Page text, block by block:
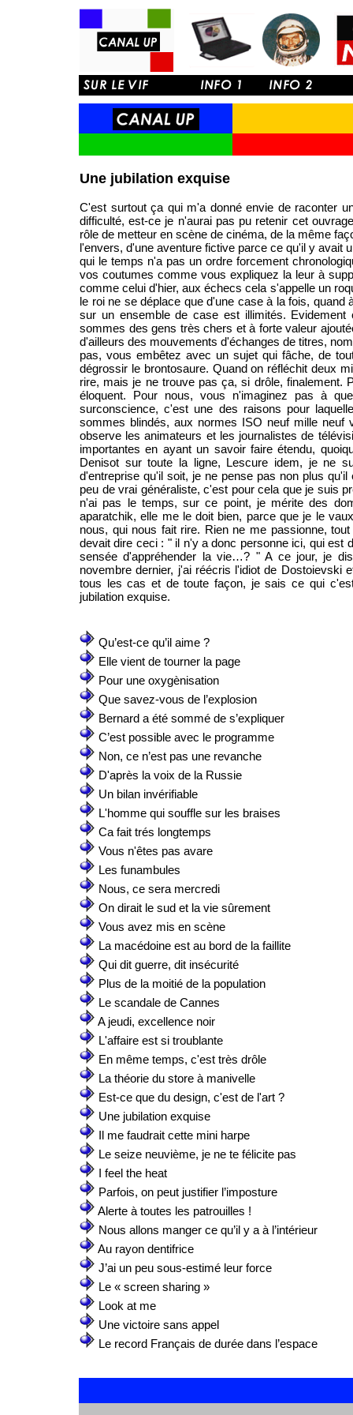
Une jubilation exquise
C'est surtout ça qui m'a donné envie de raconter
difficulté, est-ce je n'aurai pas pu retenir cet
rôle de metteur en scène de cinéma, de la même
l'envers, d'une aventure fictive parce ce qu'il y avait
qui le temps n'a pas un ordre forcement
vos coutumes comme vous expliquez la leur à
comme celui d'hier, aux échecs cela s'appelle un
le roi ne se déplace que d'une case à la fois, quand
sur un ensemble de case est illimités.
sommes des gens très chers et à forte valeur
d'ailleurs des mouvements d'échanges de titres,
pas, vous embêtez avec un sujet qui fâche, de
dégrossir le brontosaure. Quand on réfléchit deux
rire, mais je ne trouve pas ça, si drôle, finalement.
éloquent. Pour nous, vous n'imaginez pas à
surconscience, c'est une des raisons pour
sommes blindés, aux normes ISO neuf mille neuf
observe les animateurs et les journalistes de
importantes en ayant un savoir faire étendu,
Denisot sur toute la ligne, Lescure idem, je ne
d'entreprise qu'il soit, je ne pense pas non plus
peu de vrai généraliste, c'est pour cela que je suis
n'ai pas le temps, sur ce point, je mérite des
aparatchik, elle me le doit bien, parce que je le
nous, qui nous fait rire. Rien ne me passionne,
devait dire ceci : " il n'y a donc personne ici, qui est
sensée d'appréhender la vie…? " A ce jour, je
novembre dernier, j'ai réécris l'idiot de
tous les cas et de toute façon, je sais ce qui
jubilation exquise.
Qu’est-ce qu’il aime ?
Elle vient de tourner la page
Pour une oxygènisation
Que savez-vous de l’explosion
Bernard a été sommé de s’expliquer
C’est possible avec le programme
Non, ce n’est pas une revanche
D'après la voix de la Russie
Un bilan invérifiable
L'homme qui souffle sur les braises
Ca fait trés longtemps
Vous n'êtes pas avare
Les funambules
Nous, ce sera mercredi
On dirait le sud et la vie sûrement
Vous avez mis en scène
La macédoine est au bord de la faillite
Qui dit guerre, dit insécurité
Plus de la moitié de la population
Le scandale de Cannes
A jeudi, excellence noir
L'affaire est si troublante
En même temps, c'est très drôle
La théorie du store à manivelle
Est-ce que du design, c'est de l'art ?
Une jubilation exquise
Il me faudrait cette mini harpe
Le seize neuvième, je ne te félicite pas
I feel the heat
Parfois, on peut justifier l’imposture
Alerte à toutes les patrouilles !
Nous allons manger ce qu’il y a à l’intérieur
Au rayon dentifrice
J’ai un peu sous-estimé leur force
Le « screen sharing »
Look at me
Une victoire sans appel
Le record Français de durée dans l’espace